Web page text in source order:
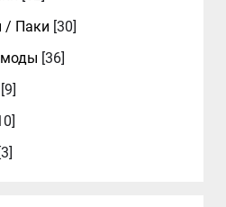
/ Паки [30]
моды [36]
[9]
[3]